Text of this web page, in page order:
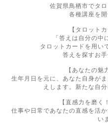
佐賀県鳥栖市でタ
各種講座を開
【タロット
「答えは自分の中
タロットカードを用い
答えを探すお手
【あなたの魅
生年月日を元に、あなた自身が
えします。新たな自
【直感力を磨く
仕事や日常であなたの直感を活
い